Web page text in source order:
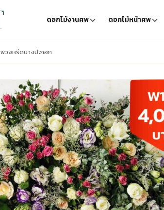
ดอกไม้งานศพ ดอกไม้หน้าศพ
พวงหรีดบางปะกอก